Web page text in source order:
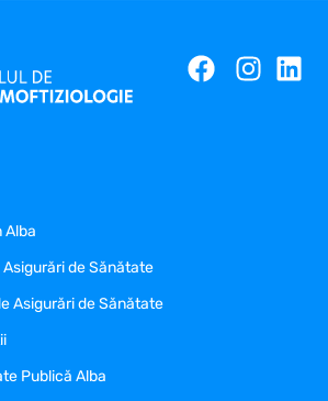
Alba
de Sănătate
Asigurări de Sănătate
Publică Alba